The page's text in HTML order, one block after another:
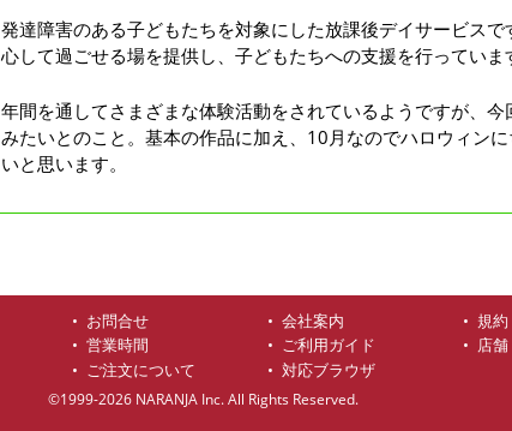
発達障害のある子どもたちを対象にした放課後デイサービス
心して過ごせる場を提供し、子どもたちへの支援を行っていま
年間を通してさまざまな体験活動をされているようですが、今
みたいとのこと。基本の作品に加え、10月なのでハロウィン
いと思います。
お問合せ 会社案内
規
営業時間
ご利用ガイド
店舗
ご注文について
対応ブラウザ
©1999-2026 NARANJA Inc. All Rights Reserved.